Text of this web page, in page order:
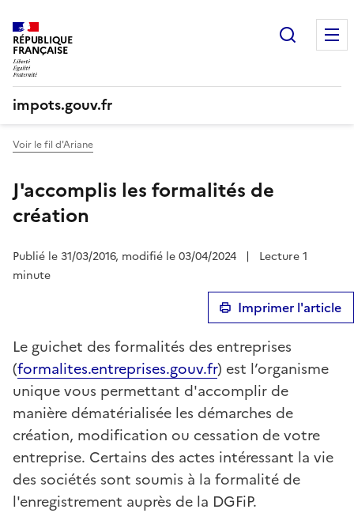
RÉPUBLIQUE
FRANÇAISE
impots.gouv.fr
Voir le fil d'Ariane
J'accomplis les formalités de
création
Publié le 31/03/2016, modifié le 03/04/2024 |
Lecture 1
minute
Imprimer l'article
Le guichet des formalités des entreprises
(formalites.entreprises.gouv.fr) est l’organisme
unique vous permettant d'accomplir de
manière dématérialisée les démarches de
création, modification ou cessation de votre
entreprise. Certains des actes intéressant la vie
des sociétés sont soumis à la formalité de
l'enregistrement auprès de la DGFiP.